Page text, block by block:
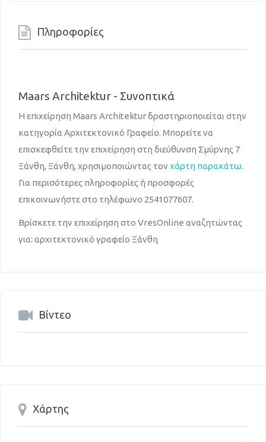
Πληροφορίες
Maars Architektur - Συνοπτικά
Η επιχείρηση Maars Architektur δραστηριοποιείται στην
κατηγορία Αρχιτεκτονικό Γραφείο. Μπορείτε να
επισκεφθείτε την επιχείρηση στη διεύθυνση Σμύρνης 7
Ξάνθη, Ξάνθη, χρησιμοποιώντας τον χάρτη παρακάτω.
Για περισότερες πληροφορίες ή προσφορές
επικοινωνήστε στο τηλέφωνο 2541077607.
Βρίσκετε την επιχείρηση στο VresOnline αναζητώντας
για: αρχιτεκτονικό γραφείο Ξάνθη
Βίντεο
Χάρτης